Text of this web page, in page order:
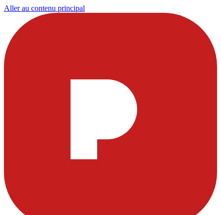
Aller au contenu principal